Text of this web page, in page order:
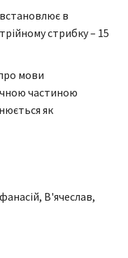
в
стрибку – 15
мови
частиною
як
В'ячеслав,